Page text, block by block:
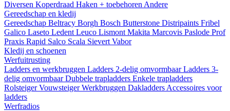
Diversen Koperdraad Haken + toebehoren Andere
Gereedschap en kledij
Gereedschap Beltracy Borgh Bosch Butterstone Distripaints Fribel
Galico Laseto Ledent Leuco Lismont Makita Marcovis Paslode Prof
Praxis Rapid Salco Scala Sievert Vabor
Kledij en schoenen
Werfuitrusting
Ladders en werkbruggen Ladders 2-delig omvormbaarLadders 3-
delig omvormbaarDubbele trapladders Enkele trapladders
RolsteigerVouwsteigerWerkbruggen Dakladders Accessoires voor
ladders
Werfradios